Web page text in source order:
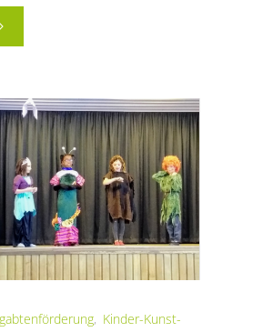
, Kinder-Kunst-